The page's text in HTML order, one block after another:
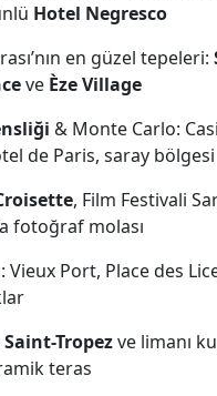
Hotel Negresco
en güzel tepeleri:
ve Èze Village
& Monte Carlo:
de Paris, saray bölgesi
, Film Festivali
fotoğraf molası
Vieux Port, Place des
Tropezve limanı
teras